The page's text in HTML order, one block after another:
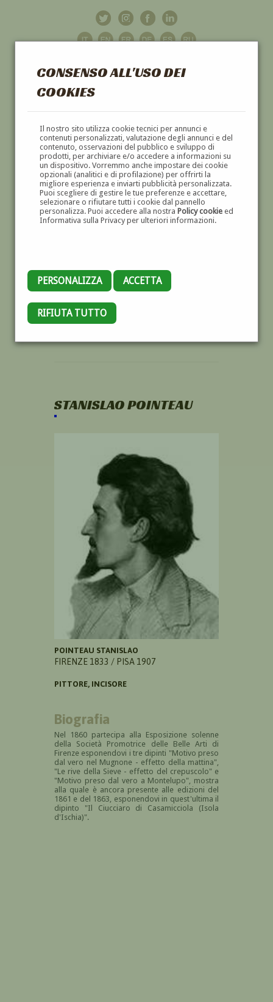
CONSENSO ALL'USO DEI
COOKIES
Il nostro sito utilizza cookie tecnici per annunci e
contenuti personalizzati, valutazione degli annunci e del
contenuto, osservazioni del pubblico e sviluppo di
prodotti, per archiviare e/o accedere a informazioni su
un dispositivo. Vorremmo anche impostare dei cookie
opzionali (analitici e di profilazione) per offrirti la
migliore esperienza e inviarti pubblicità personalizzata.
Puoi scegliere di gestire le tue preferenze e accettare,
selezionare o rifiutare tutti i cookie dal pannello
personalizza. Puoi accedere alla nostra Policy cookieed
Informativa sulla Privacy per ulteriori informazioni.
PERSONALIZZA ACCETTA
RIFIUTA TUTTO
GALLERIAD'ARTE
DIPINTI E SCULTURE '800 E '900
STANISLAO POINTEAU
POINTEAU STANISLAO
FIRENZE 1833 / PISA 1907
PITTORE, INCISORE
Biografia
Nel 1860 partecipa alla Esposizione solenne
della Società Promotrice delle Belle Arti di
Firenze esponendovi i tre dipinti "Motivo preso
dal vero nel Mugnone - effetto della mattina",
"Le rive della Sieve - effetto del crepuscolo" e
"Motivo preso dal vero a Montelupo", mostra
alla quale è ancora presente alle edizioni del
1861 e del 1863, esponendovi in quest'ultima il
dipinto "Il Ciucciaro di Casamicciola (Isola
d'Ischia)".